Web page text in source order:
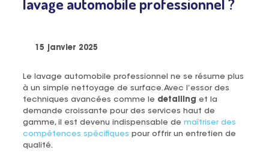
15 janvier 2025
Le lavage automobile professionnel ne se résume plus
à un simple nettoyage de surface. Avec l’essor des
techniques avancées comme le detailing et la
demande croissante pour des services haut de
gamme, il est devenu indispensable de maîtriser des
compétences spécifiques pour offrir un entretien de
qualité.